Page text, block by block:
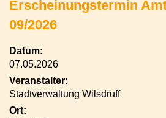
Erscheinungstermin
09/2026
Datum:
07.05.2026
Veranstalter:
Stadtverwaltung Wilsdruff
Ort: